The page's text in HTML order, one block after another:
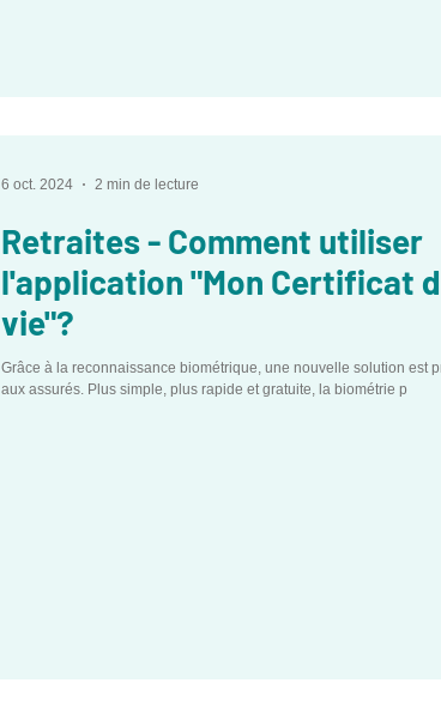
Retraites - Comment utiliser
l'application "Mon Certificat
vie"?
Grâce à la reconnaissance biométrique, une nouvelle solution est proposée
aux assurés. Plus simple, plus rapide et gratuite, la biométrie p
6 oct. 2024 2 min de lecture